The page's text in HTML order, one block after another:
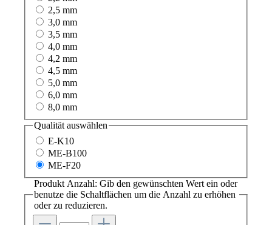
2,5 mm
3,0 mm
3,5 mm
4,0 mm
4,2 mm
4,5 mm
5,0 mm
6,0 mm
8,0 mm
Qualitätauswählen
E-K10
ME-B100
ME-F20
Produkt Anzahl: Gib den gewünschten Wert ein oder
benutze die Schaltflächen um die Anzahl zu erhöhen
oder zu reduzieren.